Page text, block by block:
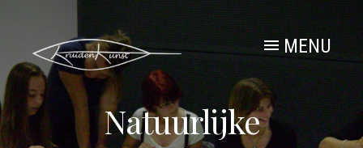
MENU
Natuurlijke